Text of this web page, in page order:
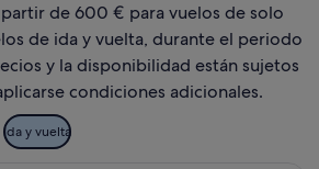
de 600 € para vuelos de solo
de ida y vuelta, durante el periodo
y la disponibilidad están sujetos
condiciones adicionales.
Ida y vuelta